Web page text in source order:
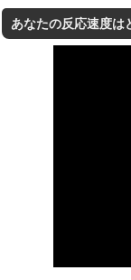
あなたの反応速度は